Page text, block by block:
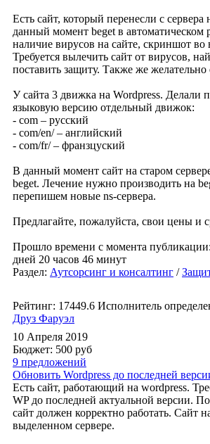
Есть сайт, который перенесли с сервера
данный момент beget в автоматическом
наличие вирусов на сайте, скриншот во
Требуется вылечить сайт от вирусов,
поставить защиту. Также же желательно
У сайта 3 движка на Wordpress. Делали
языковую версию отдельный движок:
- com – русский
- com/en/ – английский
- com/fr/ – франзцуский
В данный момент сайт на старом
beget. Лечение нужно производить на
перепишем новые ns-сервера.
Предлагайте, пожалуйста, свои цены и
Прошло времени с момента
дней 20 часов 46 минут
Раздел: Аутсорсинг и консалтинг /
Рейтинг: 17449.6 Исполнитель
Друз Фаруэл
10 Апреля 2019
Бюджет: 500 руб
9 предложений
Обновить Wordpress до последней
Есть сайт, работающий на wordpress.
WP до последней актуальной версии.
сайт должен корректно работать. Сайт
выделенном сервере.